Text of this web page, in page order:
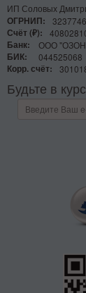
ИП Соловых
ОГРНИП:
Счёт (₽):
Банк:
ООО "ОЗОН
БИК:
044525068
Корр. счёт:
Будьте в